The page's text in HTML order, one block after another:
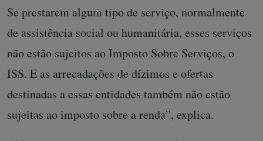
Se prestarem algum tipo de serviço, normalmente
de assistência social ou humanitária, esses serviços
não estão sujeitos ao Imposto Sobre Serviços, o
ISS. E as arrecadações de dízimos e ofertas
destinadas a essas entidades também não estão
sujeitas ao imposto sobre a renda”, explica.